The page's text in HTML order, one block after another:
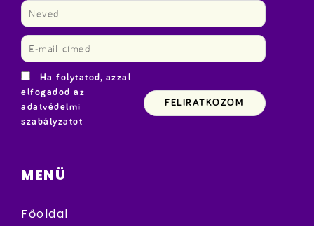
Ha folytatod, azzal
elfogadod az
adatvédelmi
szabályzatot
MENÜ
Főoldal